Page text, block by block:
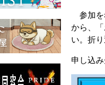
参加を
から、
い。折
申し込